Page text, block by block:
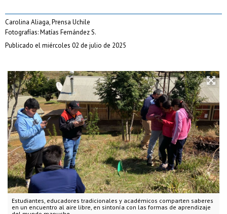
Estudiantes, educadores tradicionales y académicos comparten saberes
en un encuentro al aire libre, en sintonía con las formas de aprendizaje
Carolina Aliaga, Prensa Uchile
Fotografías: Matías Fernández S.
Publicado el miércoles 02 de julio de 2025